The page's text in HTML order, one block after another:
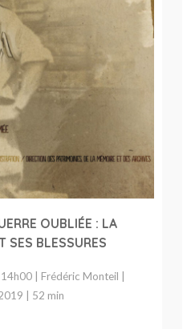
OUBLIÉE : LA
SES BLESSURES
| Frédéric Monteil |
| 52 min